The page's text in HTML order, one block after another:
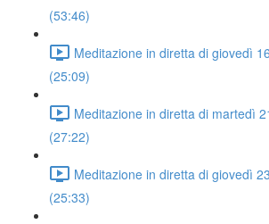
(53:46)
Meditazione in diretta di giovedì
(25:09)
Meditazione in diretta di martedì
(27:22)
Meditazione in diretta di giovedì
(25:33)